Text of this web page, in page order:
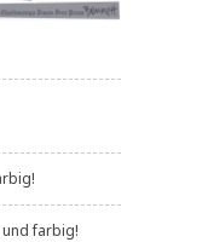
farbig!